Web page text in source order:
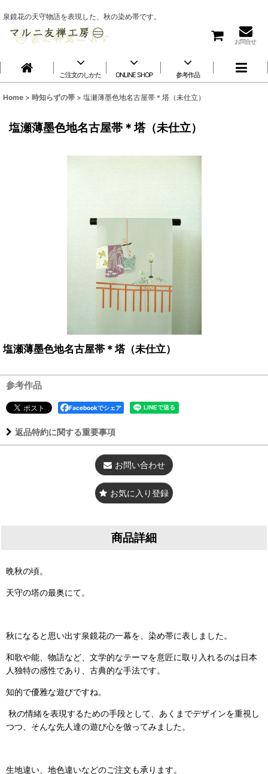
泉鏡花の天守物語を表現した、秋の染め帯です。
お問合せ
ご注文のしかた ONLINE SHOP 参考作品
Home > 時知らずの帯 > 塩瀬薄墨色地名古屋帯＊塔（未仕立）
塩瀬薄墨色地名古屋帯＊塔（未仕立）
塩瀬薄墨色地名古屋帯＊塔（未仕立）
参考作品
Facebookでシェア
返品特約に関する重要事項
お問い合わせ
お気に入り登録
商品詳細
晩秋の頃。
天守の塔の最奥にて。
秋になると思い出す泉鏡花の一幕を、染め帯に表しました。
和歌や能、物語など、文学的なテーマを意匠に取り入れるのは日本
人独特の感性であり、古典的な手法です。
知的で優雅な遊びですね。
秋の情緒を表現するための手段として、あくまでデザインを重視し
つつ、そんな先人達の遊び心を倣ってみました。
生地違い、地色違いなどのご注文も承ります。